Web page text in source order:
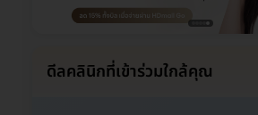
ดีลคลินิกที่เข้าร่วมใกล้คุณ